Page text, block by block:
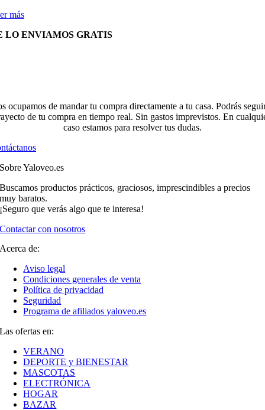
más
LO ENVIAMOS GRATIS
ocupamos de mandar tu compra directamente a tu casa. Podrás
de tu compra en tiempo real. Sin gastos imprevistos. En
caso estamos para resolver tus dudas.
Sobre Yaloveo.es
Buscamos productos prácticos, graciosos, imprescindibles a precios
muy baratos.
¡Seguro que verás algo que te interesa!
Contactar con nosotros
Acerca de:
Aviso legal
Condiciones generales de venta
Política de privacidad
Seguridad
Programa de afiliados yaloveo.es
Las ofertas en:
VERANO
DEPORTE y BIENESTAR
MASCOTAS
ELECTRÓNICA
HOGAR
BAZAR